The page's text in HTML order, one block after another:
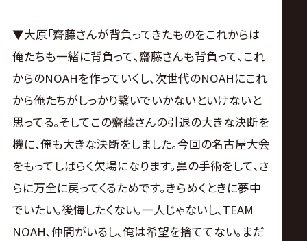
▼大原｢齋藤さんが背負ってきたものをこれからは
俺たちも一緒に背負って､齋藤さんも背負って､これ
からのNOAHを作っていくし､次世代のNOAHにこれ
から俺たちがしっかり繋いでいかないといけないと
思ってる｡そしてこの齋藤さんの引退の大きな決断を
機に､俺も大きな決断をしました｡今回の名古屋大会
をもってしばらく欠場になります｡鼻の手術をして､さ
らに万全に戻ってくるためです｡きらめくときに夢中
でいたい｡後悔したくない｡一人じゃないし､TEAM
NOAH､仲間がいるし､俺は希望を捨ててない｡まだ